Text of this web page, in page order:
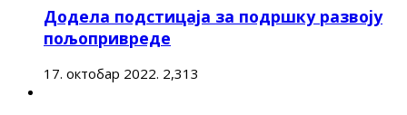
Додела подстицаја за подршку развоју
пољопривреде
17. октобар 2022. 2,313